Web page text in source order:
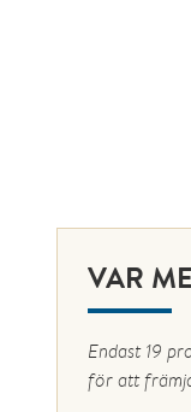
VAR
Endast 19
för att